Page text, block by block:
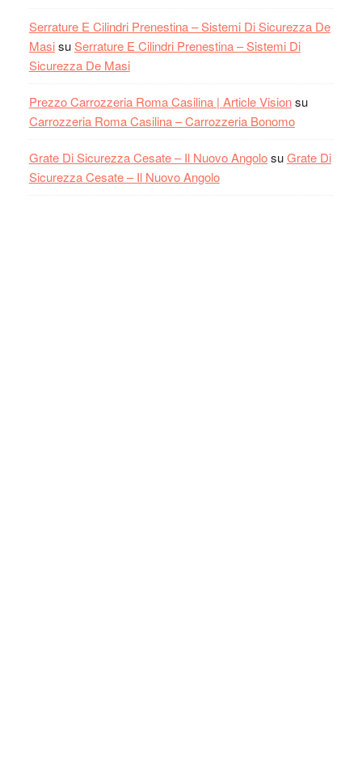
Serrature E Cilindri Prenestina – Sistemi Di Sicurezza De
MasisuSerrature E Cilindri Prenestina – Sistemi Di
Sicurezza De Masi
Prezzo Carrozzeria Roma Casilina | Article Visionsu
Carrozzeria Roma Casilina – Carrozzeria Bonomo
Grate Di Sicurezza Cesate – Il Nuovo AngolosuGrate Di
Sicurezza Cesate – Il Nuovo Angolo